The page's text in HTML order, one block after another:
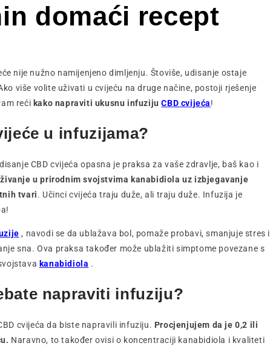
domaći recept
nije nužno namijenjeno dimljenju. Štoviše, udisanje ostaje
više volite uživati u cvijeću na druge načine, postoji rješenje
reći kako napraviti ukusnu infuzijuCBD cvijeća!
u infuzijama?
CBD cvijeća opasna je praksa za vaše zdravlje, baš kao i
u prirodnim svojstvima kanabidiola uz izbjegavanje
tvari. Učinci cvijeća traju duže, ali traju duže. Infuzija je
, navodi se da ublažava bol, pomaže probavi, smanjuje stres i
sna. Ova praksa također može ublažiti simptome povezane s
kanabidiola .
napraviti infuziju?
cvijeća da biste napravili infuziju. Procjenjujem da je 0,2 ili
Naravno, to također ovisi o koncentraciji kanabidiola i kvaliteti